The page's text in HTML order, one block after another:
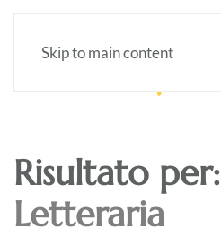
Skip to main content
Risultato per:
Letteraria